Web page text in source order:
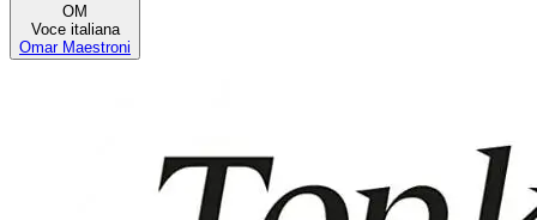
OM
Voce italiana
Omar Maestroni